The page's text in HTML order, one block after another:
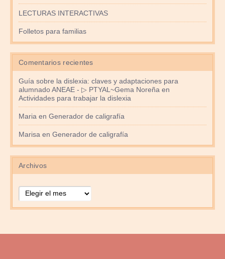
LECTURAS INTERACTIVAS
Folletos para familias
Comentarios recientes
Guía sobre la dislexia: claves y adaptaciones para
alumnado ANEAE - ▷ PTYAL~Gema Noreña en
Actividades para trabajar la dislexia
Maria en Generador de caligrafía
Marisa en Generador de caligrafía
Archivos